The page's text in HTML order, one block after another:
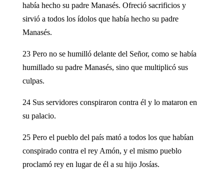
había hecho su padre Manasés. Ofreció sacrificios y
sirvió a todos los ídolos que había hecho su padre
Manasés.
23 Pero no se humilló delante del Señor, como se había
humillado su padre Manasés, sino que multiplicó sus
culpas.
24 Sus servidores conspiraron contra él y lo mataron en
su palacio.
25 Pero el pueblo del país mató a todos los que habían
conspirado contra el rey Amón, y el mismo pueblo
proclamó rey en lugar de él a su hijo Josías.